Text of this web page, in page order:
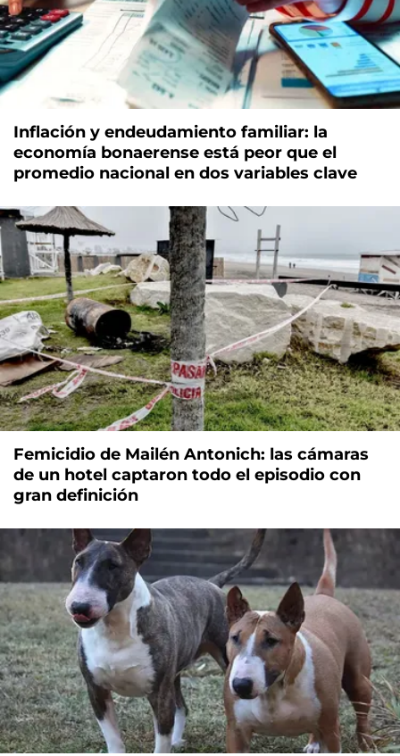
Inflación y endeudamiento familiar: la
economía bonaerense está peor que el
promedio nacional en dos variables clave
Femicidio de Mailén Antonich: las cámaras
de un hotel captaron todo el episodio con
gran definición